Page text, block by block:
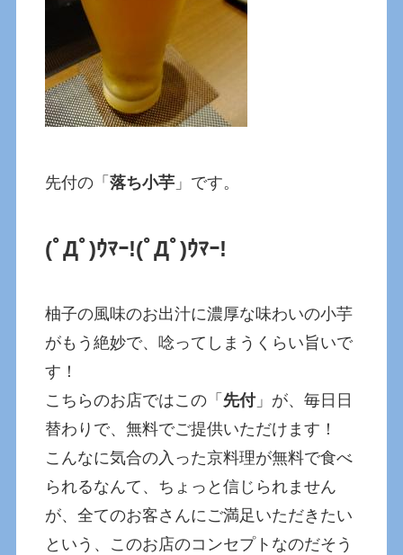
先付の「落ち小芋 」です。
(ﾟДﾟ)ｳﾏｰ!(ﾟДﾟ)ｳﾏｰ!
柚子の風味のお出汁に濃厚な味わいの小芋
がもう絶妙で、唸ってしまうくらい旨いで
す！
こちらのお店ではこの「 先付」が、毎日日
替わりで、無料でご提供いただけます！
こんなに気合の入った京料理が無料で食べ
られるなんて、ちょっと信じられません
が、全てのお客さんにご満足いただきたい
という、このお店のコンセプトなのだそう